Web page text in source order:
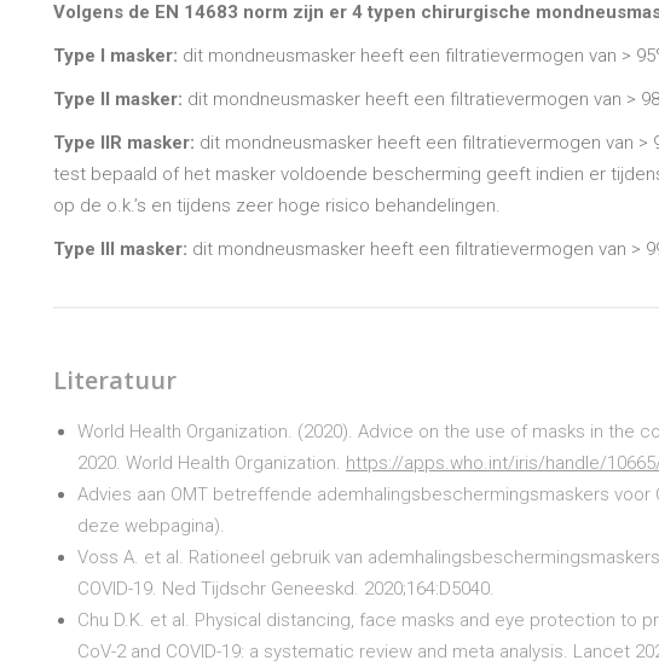
Volgens de EN 14683 norm zijn er 4 typen chirurgische
Type I masker: dit mondneusmasker heeft een filtratievermogen van >
Type II masker: dit mondneusmasker heeft een filtratievermogen van >
Type IIR masker: dit mondneusmasker heeft een filtratievermogen van
test bepaald of het masker voldoende bescherming geeft indien er
op de o.k.’s en tijdens zeer hoge risico behandelingen.
Type III masker: dit mondneusmasker heeft een filtratievermogen van >
Literatuur
World Health Organization. (‎2020)‎. Advice on the use of masks in the
2020. World Health Organization. https://apps.who.int/iris/handle/
Advies aan OMT betreffende ademhalingsbeschermingsmaskers voor
deze webpagina).
Voss A. et al. Rationeel gebruik van
COVID-19. Ned Tijdschr Geneeskd. 2020;164:D5040.
Chu D.K. et al. Physical distancing, face masks and eye protection to
CoV-2 and COVID-19: a systematic review and meta analysis. Lancet